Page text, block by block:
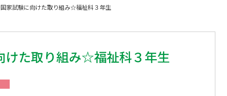
家試験に向けた取り組み☆福祉科３年生
けた取り組み☆福祉科３年生